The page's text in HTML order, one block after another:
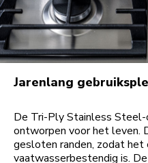
Jarenlang
De Tri-Ply Stainless
ontworpen voor het leven.
gesloten randen, zodat het
vaatwasserbestendig is.